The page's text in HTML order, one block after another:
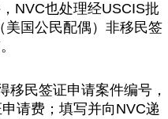
NVC也处理经USCIS批
美国公民配偶）非移民签
移民签证申请案件编号，
请费；填写并向NVC递